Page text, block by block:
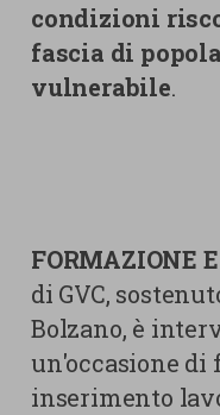
condizioni
fascia di
vulnerabile.
FORMAZIONE
di GVC,
Bolzano, è
un'occasione di
inserimento